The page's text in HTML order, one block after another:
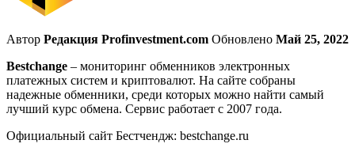
Автор Редакция Profinvestment.com Обновлено Май 25, 2022
Bestchange – мониторинг обменников электронных
платежных систем и криптовалют. На сайте собраны
надежные обменники, среди которых можно найти самый
лучший курс обмена. Сервис работает с 2007 года.
Официальный сайт Бестчендж: bestchange.ru